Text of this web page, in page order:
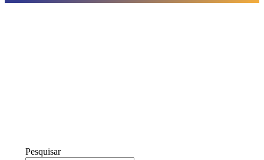
Pesquisar